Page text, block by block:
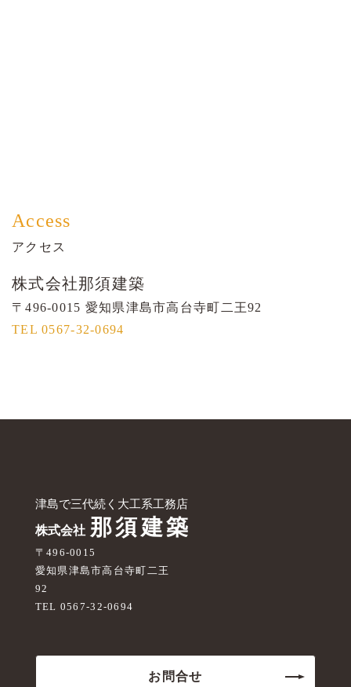
Access
アクセス
株式会社那須建築
〒496-0015 愛知県津島市高台寺町二王92
TEL 0567-32-0694
〒496-0015
愛知県津島市高台寺町二王
92
TEL 0567-32-0694
お問合せ